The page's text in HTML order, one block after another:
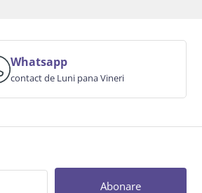
Whatsapp
contact de Luni pana Vineri
Abonare